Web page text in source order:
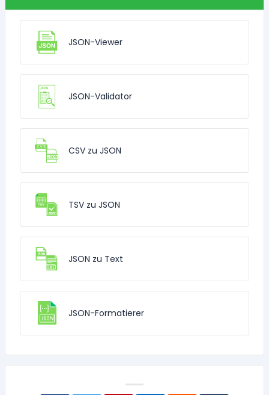
JSON-Viewer
JSON-Validator
CSV zu JSON
TSV zu JSON
JSON zu Text
JSON-Formatierer